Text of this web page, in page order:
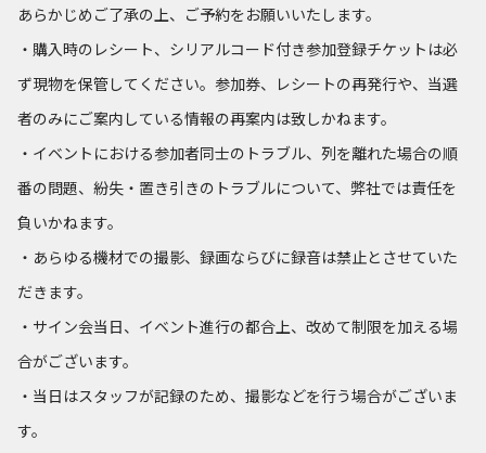
あらかじめご了承の上、ご予約をお願いいたします。
・購入時のレシート、シリアルコード付き参加登録チケットは必
ず現物を保管してください。参加券、レシートの再発行や、当選
者のみにご案内している情報の再案内は致しかねます。
・イベントにおける参加者同士のトラブル、列を離れた場合の順
番の問題、紛失・置き引きのトラブルについて、弊社では責任を
負いかねます。
・あらゆる機材での撮影、録画ならびに録音は禁止とさせていた
だきます。
・サイン会当日、イベント進行の都合上、改めて制限を加える場
合がございます。
・当日はスタッフが記録のため、撮影などを行う場合がございま
す。